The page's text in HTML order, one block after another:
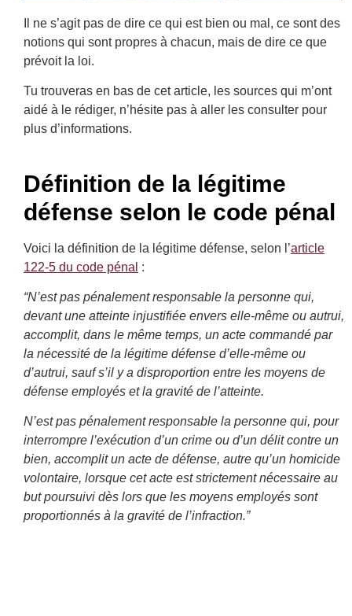
Il ne s’agit pas de dire ce qui est bien ou mal, ce sont des
notions qui sont propres à chacun, mais de dire ce que
prévoit la loi.
Tu trouveras en bas de cet article, les sources qui m’ont
aidé à le rédiger, n’hésite pas à aller les consulter pour
plus d’informations.
Définition de la légitime
défense selon le code pénal
Voici la définition de la légitime défense, selon l’article
122-5 du code pénal :
“N’est pas pénalement responsable la personne qui,
devant une atteinte injustifiée envers elle-même ou autrui,
accomplit, dans le même temps, un acte commandé par
la nécessité de la légitime défense d’elle-même ou
d’autrui, sauf s’il y a disproportion entre les moyens de
défense employés et la gravité de l’atteinte.
N’est pas pénalement responsable la personne qui, pour
interrompre l’exécution d’un crime ou d’un délit contre un
bien, accomplit un acte de défense, autre qu’un homicide
volontaire, lorsque cet acte est strictement nécessaire au
but poursuivi dès lors que les moyens employés sont
proportionnés à la gravité de l’infraction.”